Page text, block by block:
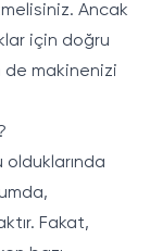
Ancak
için doğru
de makinenizi
Fakat,